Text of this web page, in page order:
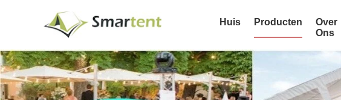
Huis Producten
Over
Ons